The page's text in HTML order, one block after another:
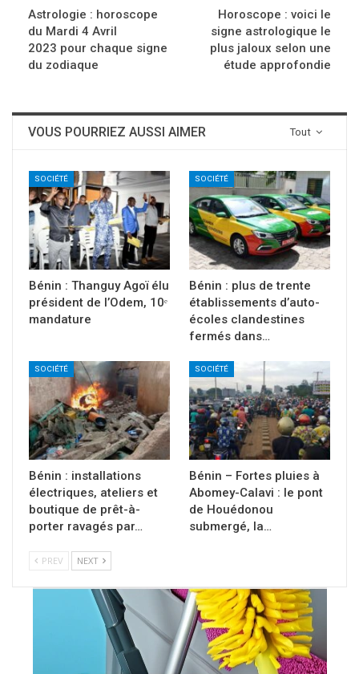
Astrologie : horoscope
du Mardi 4 Avril
2023 pour chaque signe
du zodiaque
Horoscope : voici le
signe astrologique le
plus jaloux selon une
étude approfondie
Tout
VOUS POURRIEZ AUSSI AIMER
SOCIÉTÉ
Bénin : Thanguy Agoï élu
président de l’Odem, 10ᵉ
mandature
SOCIÉTÉ
Bénin : plus de trente
établissements d’auto-
écoles clandestines
fermés dans…
SOCIÉTÉ
Bénin : installations
électriques, ateliers et
boutique de prêt-à-
porter ravagés par…
SOCIÉTÉ
Bénin – Fortes pluies à
Abomey-Calavi : le pont
de Houédonou
submergé, la…
PREV NEXT